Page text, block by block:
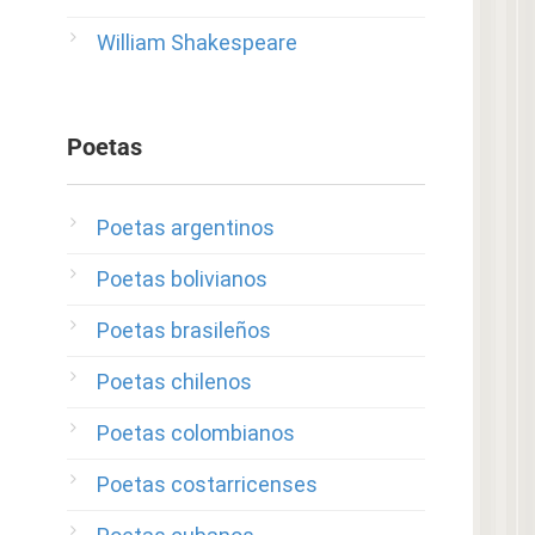
William Shakespeare
Poetas
Poetas argentinos
Poetas bolivianos
Poetas brasileños
Poetas chilenos
Poetas colombianos
Poetas costarricenses